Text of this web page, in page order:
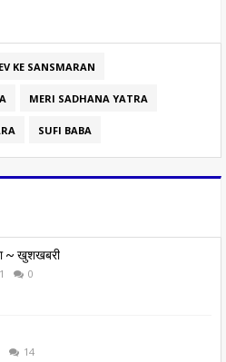
KE SANSMARAN
MERI SADHANA YATRA
SUFI BABA
~ खुशखबरी
0
14